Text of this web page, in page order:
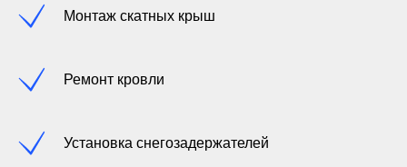
Монтаж скатных крыш
Ремонт кровли
Установка снегозадержателей